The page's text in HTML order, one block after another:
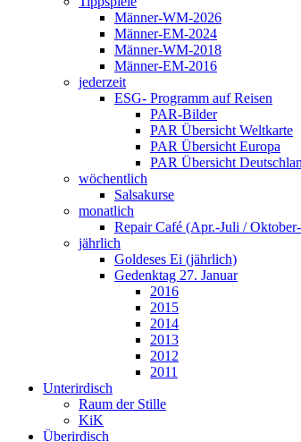
Männer-WM-2026
Männer-EM-2024
Männer-WM-2018
Männer-EM-2016
jederzeit
ESG- Programm auf Reisen
PAR-Bilder
PAR Übersicht Weltkarte
PAR Übersicht Europa
PAR Übersicht
wöchentlich
Salsakurse
monatlich
Repair Café (Apr.-Juli /
jährlich
Goldeses Ei (jährlich)
Gedenktag 27. Januar
2016
2015
2014
2013
2012
2011
Unterirdisch
Raum der Stille
KiK
Überirdisch